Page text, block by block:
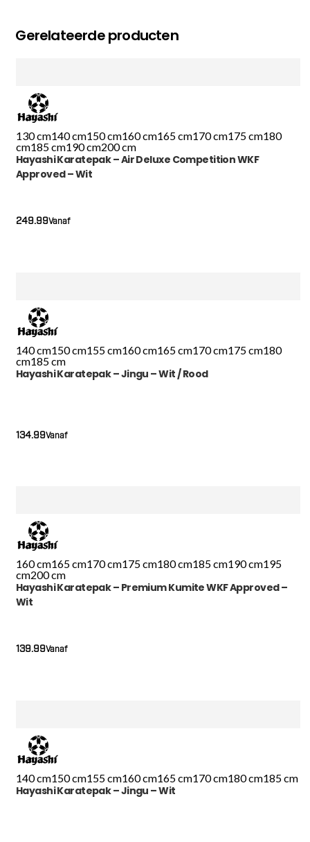
Gerelateerde producten
130 cm140 cm150 cm160 cm165 cm170 cm175 cm180
cm185 cm190 cm200 cm
Hayashi Karatepak – Air Deluxe Competition WKF
Approved – Wit
Vanaf
249.99
140 cm150 cm155 cm160 cm165 cm170 cm175 cm180
cm185 cm
Hayashi Karatepak – Jingu – Wit / Rood
Vanaf
134.99
160 cm165 cm170 cm175 cm180 cm185 cm190 cm195
cm200 cm
Hayashi Karatepak – Premium Kumite WKF Approved –
Wit
Vanaf
139.99
140 cm150 cm155 cm160 cm165 cm170 cm180 cm185 cm
Hayashi Karatepak – Jingu – Wit